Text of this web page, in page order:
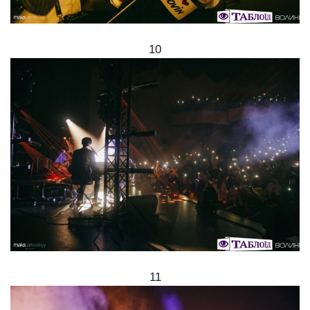
10
11